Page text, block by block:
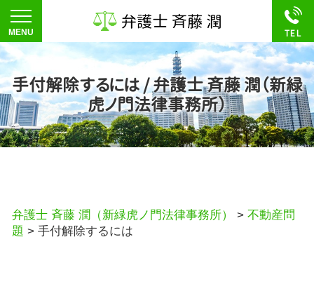
手付解除するには / 弁護士 斉藤 潤（新緑
虎ノ門法律事務所）
弁護士 斉藤 潤（新緑虎ノ門法律事務所） > 不動産問
題 > 手付解除するには